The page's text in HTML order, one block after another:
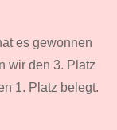
es gewonnen
wir den 3. Platz
1. Platz belegt.